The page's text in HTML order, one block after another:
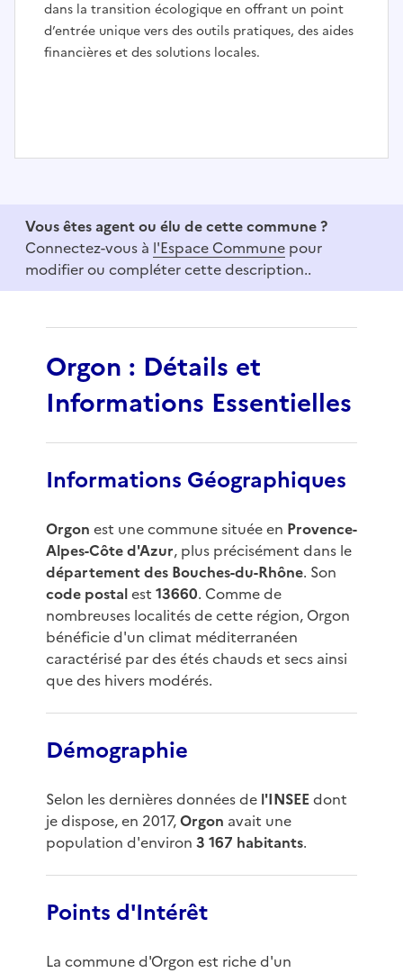
dans la transition écologique en offrant un point
d’entrée unique vers des outils pratiques, des aides
financières et des solutions locales.
f
Vous êtes agent ou élu de cette commune ?
Connectez-vous à l'Espace Commune pour
modifier ou compléter cette description..
Orgon : Détails et
Informations Essentielles
Informations Géographiques
Orgon est une commune située en Provence-
Alpes-Côte d'Azur, plus précisément dans le
département des Bouches-du-Rhône. Son
code postalest 13660. Comme de
nombreuses localités de cette région, Orgon
bénéficie d'un climat méditerranéen
caractérisé par des étés chauds et secs ainsi
que des hivers modérés.
Démographie
Selon les dernières données de l'INSEEdont
je dispose, en 2017,Orgon avait une
population d'environ 3 167 habitants.
Points d'Intérêt
La commune d'Orgon est riche d'un